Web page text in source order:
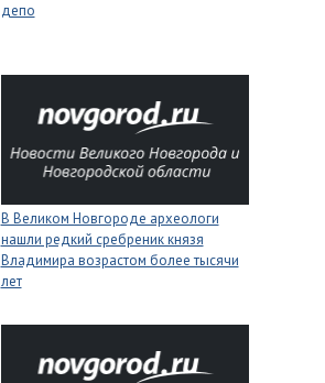
депо
В Великом Новгороде археологи
нашли редкий сребреник князя
Владимира возрастом более тысячи
лет